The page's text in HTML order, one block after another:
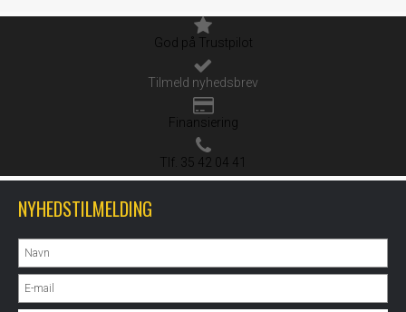
God på Trustpilot
Tilmeld nyhedsbrev
Finansiering
Tlf. 35 42 04 41
NYHEDSTILMELDING